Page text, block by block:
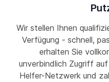
Wir stellen Ihnen
Verfügung - schnell,
erhalten Sie
unverbindlich Zugriff
Helfer-Netzwerk und